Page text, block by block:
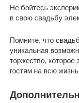
Не бойтесь
в свою свадьбу
Помните, что
уникальная
торжество,
гостям на всю